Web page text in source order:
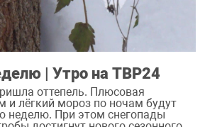
| Утро на ТВР24
оттепель. Плюсовая
и лёгкий мороз по ночам будут
неделю. При этом снегопады